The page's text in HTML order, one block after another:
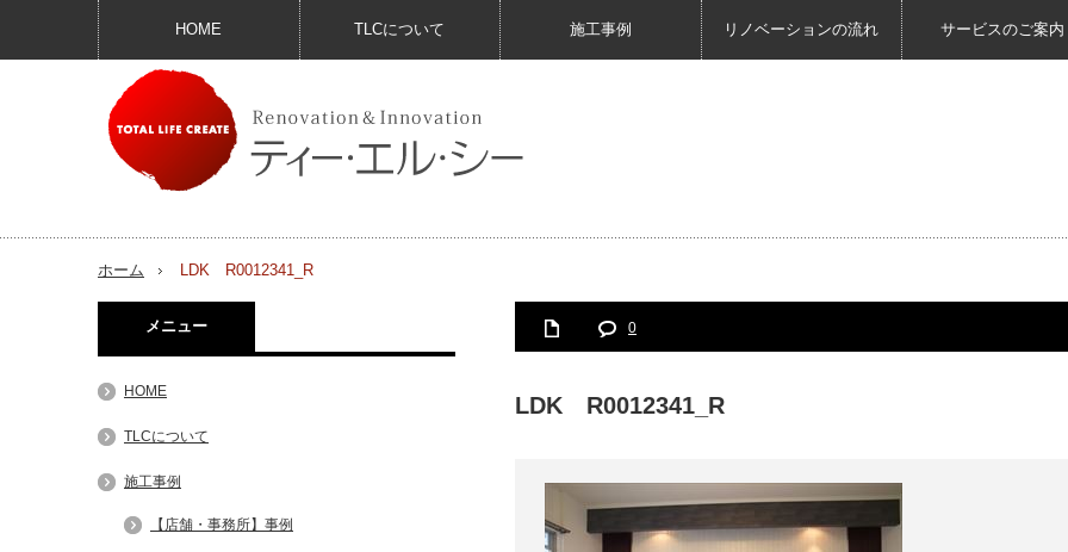
HOME TLCについて 施工事例 リノベーションの流れ サービスのご案内
ホーム LDK R0012341_R
0
LDK R0012341_R
メニュー
HOME
TLCについて
施工事例
【店舗・事務所】事例